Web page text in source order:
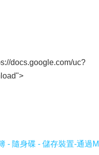
docs.google.com/uc?
- 隨身碟 - 儲存裝置-通過